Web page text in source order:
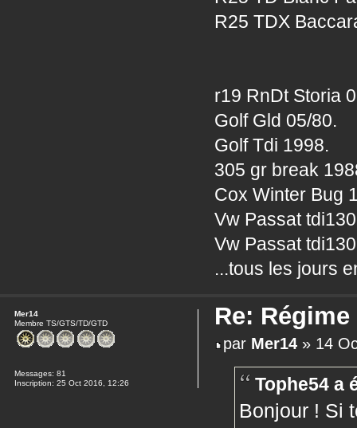
R25 TDX
r19 RnDt Storia
Golf Gld 05/80.
Golf Tdi 1998.
305 gr break
Cox Winter Bug
Vw Passat
Vw Passat
...tous les jours
Re:
par Mer14 » 14
Tophe54 a
Bonjour ! Si
Mer14
Membre TS/GTS/TD/GTD
Messages: 81
Inscription: 25 Oct 2016, 12:26